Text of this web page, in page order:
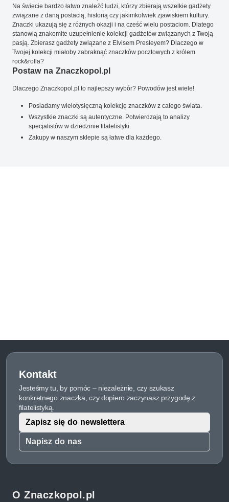
Na świecie bardzo łatwo znaleźć ludzi, którzy zbierają wszelkie gadżety
związane z daną postacią, historią czy jakimkolwiek zjawiskiem kultury.
Znaczki ukazują się z różnych okazji i na cześć wielu postaciom. Dlatego
stanowią znakomite uzupełnienie kolekcji gadżetów związanych z Twoją
pasją. Zbierasz gadżety związane z Elvisem Presleyem? Dlaczego w
Twojej kolekcji miałoby zabraknąć znaczków pocztowych z królem
rock&rolla?
Postaw na Znaczkopol.pl
Dlaczego Znaczkopol.pl to najlepszy wybór? Powodów jest wiele!
Posiadamy wielotysięczną kolekcję znaczków z całego świata.
Wszystkie znaczki są autentyczne. Potwierdzają to analizy
specjalistów w dziedzinie filatelistyki.
Zakupy w naszym sklepie są łatwe dla każdego.
Kontakt
Jesteśmy tu, by pomóc – niezależnie, czy szukasz
konkretnego znaczka, czy dopiero zaczynasz przygodę z
filatelistyką.
Napisz do nas
Zapisz się do newslettera
O Znaczkopol.pl